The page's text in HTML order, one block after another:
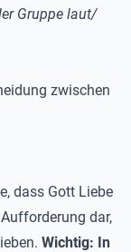
Gruppe laut/
zwischen
dass Gott Liebe
dar,
Wichtig: In